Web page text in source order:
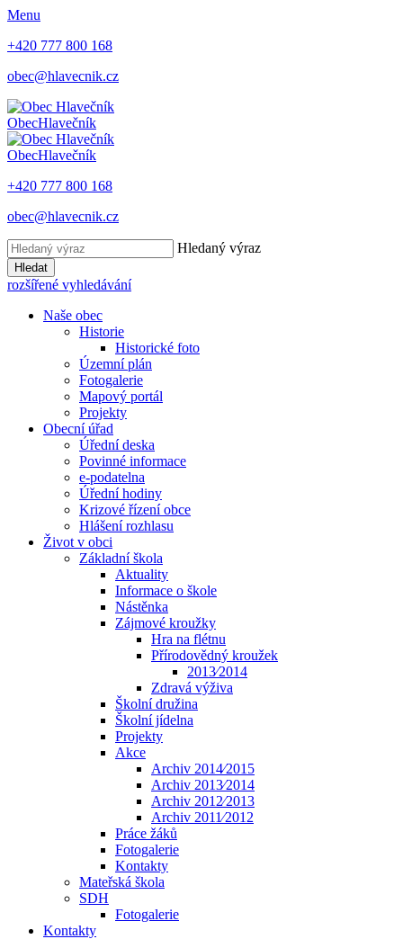
Menu
+420 777 800 168
obec@hlavecnik.cz
ObecHlavečník
ObecHlavečník
+420 777 800 168
obec@hlavecnik.cz
Hledaný výraz
Hledat
rozšířené vyhledávání
Naše obec
Historie
Historické foto
Územní plán
Fotogalerie
Mapový portál
Projekty
Obecní úřad
Úřední deska
Povinné informace
e-podatelna
Úřední hodiny
Krizové řízení obce
Hlášení rozhlasu
Život v obci
Základní škola
Aktuality
Informace o škole
Nástěnka
Zájmové kroužky
Hra na flétnu
Přírodovědný kroužek
2013⁄2014
Zdravá výživa
Školní družina
Školní jídelna
Projekty
Akce
Archiv 2014⁄2015
Archiv 2013⁄2014
Archiv 2012⁄2013
Archiv 2011⁄2012
Práce žáků
Fotogalerie
Kontakty
Mateřská škola
SDH
Fotogalerie
Kontakty